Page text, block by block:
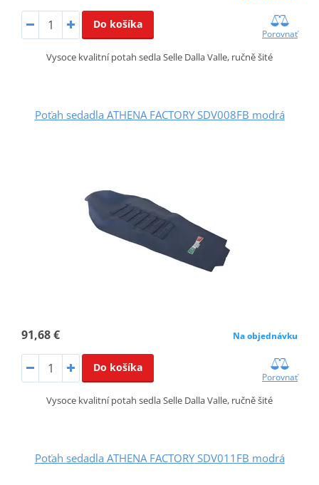
Do košíka
Porovnať
Vysoce kvalitní potah sedla Selle Dalla Valle, ručně šité
Poťah sedadla ATHENA FACTORY SDV008FB modrá
91,68 € Na objednávku
Do košíka
Porovnať
Vysoce kvalitní potah sedla Selle Dalla Valle, ručně šité
Poťah sedadla ATHENA FACTORY SDV011FB modrá